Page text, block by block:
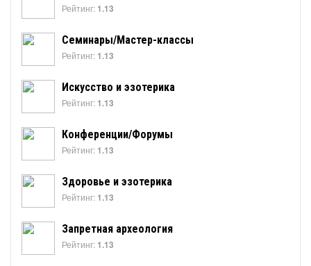
Рейтинг: 1.13
Семинары/Мастер-классы
Рейтинг: 1.13
Искусство и эзотерика
Рейтинг: 1.13
Конференции/Форумы
Рейтинг: 1.13
Здоровье и эзотерика
Рейтинг: 1.13
Запретная археология
Рейтинг: 1.13